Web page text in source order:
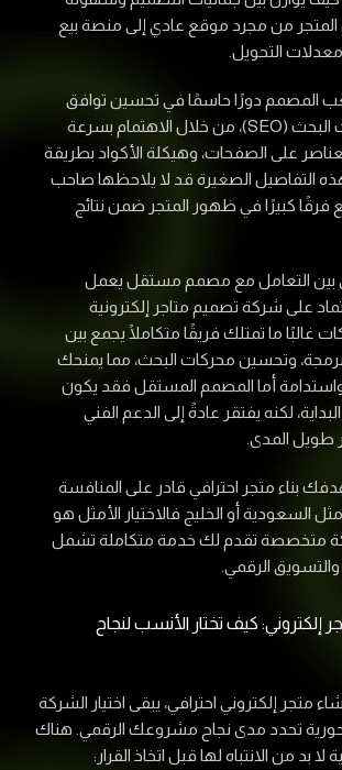
المتجر من مجرد موقع عادي إلى منصة بيع
التحويل.
المصمم دورًا حاسمًا في تحسين توافق
المتجر مع محركات البحث (SEO)، من خلال الاهتمام بسرعة
على الصفحات، وهيكلة الأكواد بطريقة
التفاصيل الصغيرة قد لا يلاحظها صاحب
فرقًا كبيرًا في ظهور المتجر ضمن نتائج
بين التعامل مع مصمم مستقل يعمل
على شركة تصميم متاجر إلكترونية
ما تمتلك فريقًا متكاملًا يجمع بين
وتحسين محركات البحث، مما يمنحك
أما المصمم المستقل فقد يكون
لكنه يفتقر عادةً إلى الدعم الفني
طويل المدى.
بناء متجر احترافي قادر على المنافسة
أو الخليج فالاختيار الأمثل هو
متخصصة تقدم لك خدمة متكاملة تشمل
والتسويق الرقمي.
كيف تختار الأنسب لنجاح
متجر إلكتروني احترافي، يبقى اختيار الشركة
تحدد مدى نجاح مشروعك الرقمي. هناك
بد من الانتباه لها قبل اتخاذ القرار: